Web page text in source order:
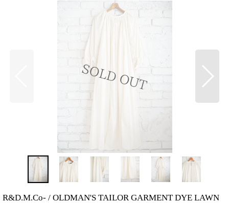
R&D.M.Co- / OLDMAN'S TAILOR GARMENT DYE LAWN